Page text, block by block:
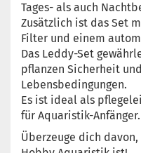
Tages- als auch
Zusätzlich ist das Set
Filter und einem
Das Leddy-Set
pflanzen Sicherheit
Lebensbedingungen.
Es ist ideal als
für Aquaristik-Anfänger.
Überzeuge dich